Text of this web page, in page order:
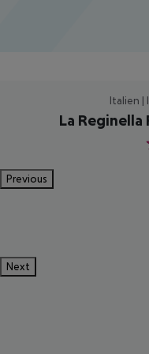
Italien |
La Reginella
Previous
Next